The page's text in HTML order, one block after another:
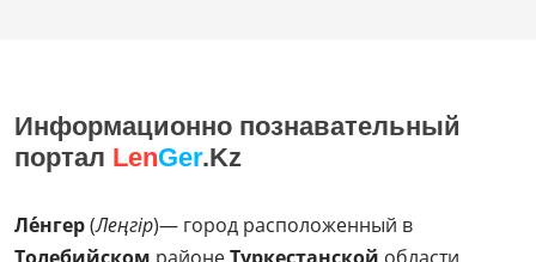
Информационно познавательный
портал LenGer.Kz
Ле́нгер(Леңгір)— город расположенный в